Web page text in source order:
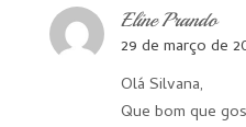
Eline Prando
29 de março de
Olá Silvana,
Que bom que